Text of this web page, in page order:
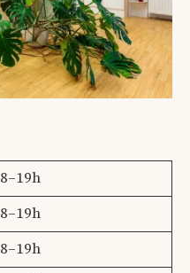
8–19h
8–19h
8–19h